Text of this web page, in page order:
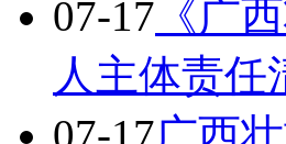
07-17 《广
人主体责任
07-17广西